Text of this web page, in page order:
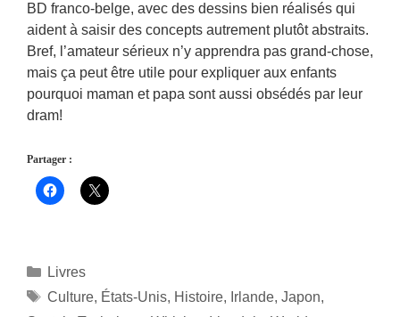
BD franco-belge, avec des dessins bien réalisés qui
aident à saisir des concepts autrement plutôt abstraits.
Bref, l’amateur sérieux n’y apprendra pas grand-chose,
mais ça peut être utile pour expliquer aux enfants
pourquoi maman et papa sont aussi obsédés par leur
dram!
Partager :
Catégories
Livres
Étiquettes
Culture, États-Unis, Histoire, Irlande, Japon,